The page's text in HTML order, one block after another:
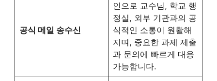
공식 메일 송수신
인으로 교수님, 학교 행
정실, 외부 기관과의 공
식적인 소통이 원활해
지며, 중요한 과제 제출
과 문의에 빠르게 대응
가능합니다.